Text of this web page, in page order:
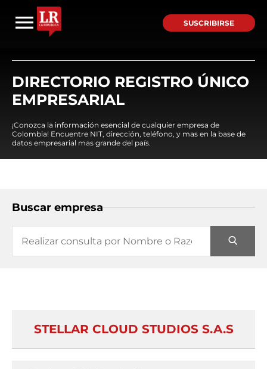
SUSCRIBIRSE
DIRECTORIO REGISTRO ÚNICO
EMPRESARIAL
¡Conozca la información esencial de cualquier empresa de
Colombia! Encuentre NIT, dirección, teléfono, y mas en la base de
datos empresarial mas grande del país.
Buscar empresa
STELLAR CLOUD STUDIOS S.A.S